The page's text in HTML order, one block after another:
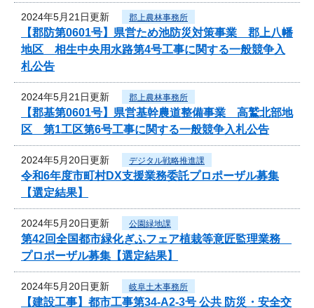
2024年5月21日更新 郡上農林事務所
【郡防第0601号】県営ため池防災対策事業 郡上八幡
地区 相生中央用水路第4号工事に関する一般競争入
札公告
2024年5月21日更新 郡上農林事務所
【郡基第0601号】県営基幹農道整備事業 高鷲北部地
区 第1工区第6号工事に関する一般競争入札公告
2024年5月20日更新 デジタル戦略推進課
令和6年度市町村DX支援業務委託プロポーザル募集
【選定結果】
2024年5月20日更新 公園緑地課
第42回全国都市緑化ぎふフェア植栽等意匠監理業務
プロポーザル募集【選定結果】
2024年5月20日更新 岐阜土木事務所
【建設工事】都市工事第34-A2-3号 公共 防災・安全交